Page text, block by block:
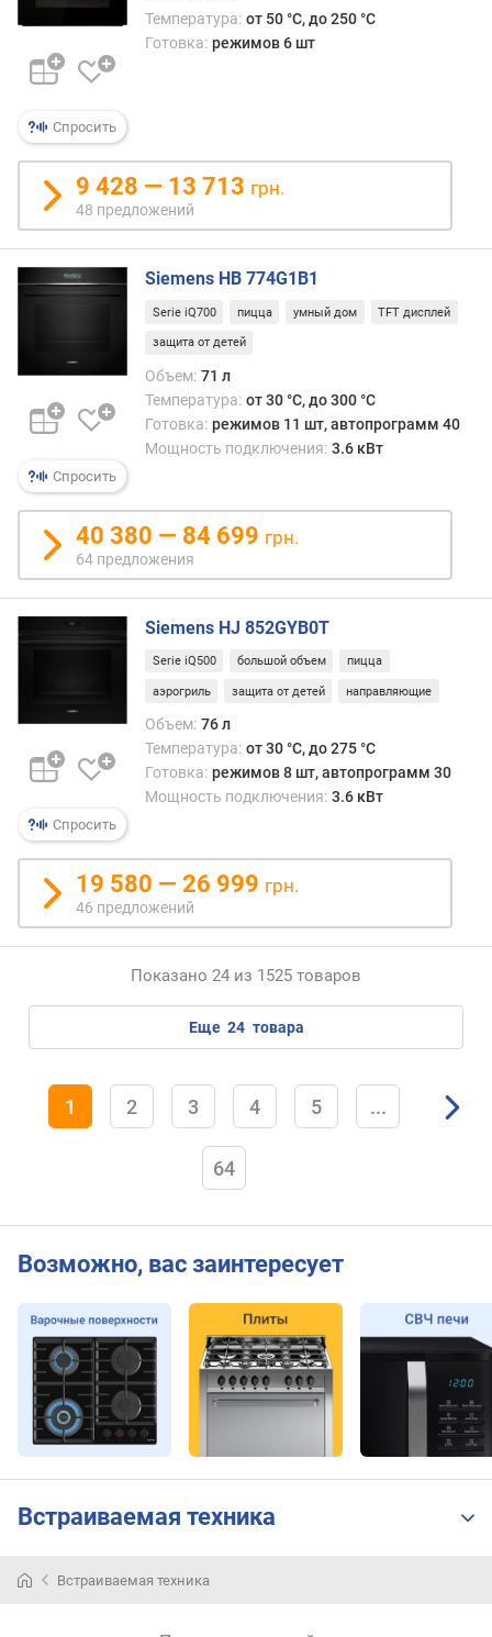
е
л
и
я
м
о
щ
о
д
л
ю
ч
е
н
и
я
(
Спросить
Температура: от 50 °C, до 250 °C
Готовка: режимов 6 шт
9 428 — 13 713 грн.
48 предложений
Спросить
Siemens HB 774G1B1
Serie iQ700 пицца умный дом TFT дисплей
защита от детей
Объем: 71 л
Температура: от 30 °C, до 300 °C
Готовка: режимов 11 шт, автопрограмм 40
Мощность подключения: 3.6 кВт
40 380 — 84 699 грн.
64 предложения
Спросить
Siemens HJ 852GYB0T
Serie iQ500 большой объем пицца
аэрогриль защита от детей направляющие
Объем: 76 л
Температура: от 30 °C, до 275 °C
Готовка: режимов 8 шт, автопрограмм 30
Мощность подключения: 3.6 кВт
19 580 — 26 999 грн.
46 предложений
Показано 24 из 1525 товаров
еще 24 товара
1 2 3 4 5 ...
64
Возможно, вас заинтересует
Встраиваемая техника
Встраиваемая техника